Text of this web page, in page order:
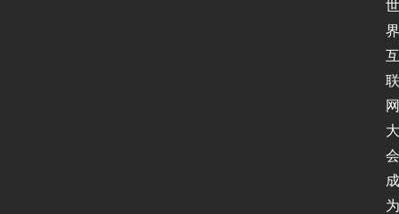
世
界
互
联
网
大
会
成
为